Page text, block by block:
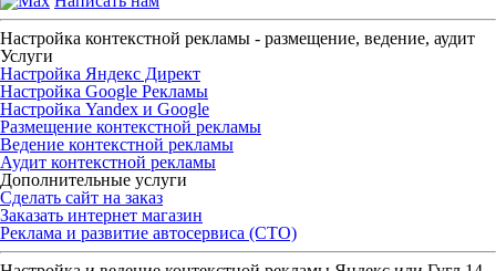
Настройка контекстной рекламы - размещение, ведение, аудит
Услуги
Настройка Яндекс Директ
Настройка Google Рекламы
Настройка Yandex и Google
Размещение контекстной рекламы
Ведение контекстной рекламы
Аудит контекстной рекламы
Дополнительные услуги
Сделать сайт на заказ
Заказать интернет магазин
Реклама и развитие автосервиса (СТО)